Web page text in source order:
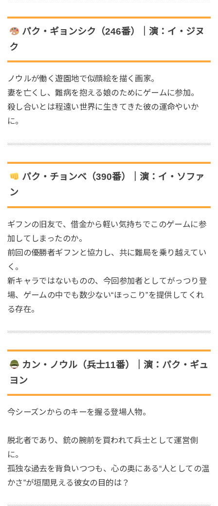
パク・ギョンシク（246番）｜演：イ・ジヌ
ク
ノウルが働く遊園地で似顔絵を描く画家。
妻を亡くし、難病を抱える娘のためにゲームに参加。
殺し合いとは程遠い世界に生きてきた彼の運命やいか
に。
パク・チョンベ（390番）｜演：イ・ソファ
ン
ギフンの旧友で、借金から軽い気持ちでこのゲームに参
加してしまったのか。
前回の優勝者ギフンと協力し、共に難局を乗り越えてい
く。
新キャラではないものの、今回参加者としてがっつり登
場、ゲームの中でも数少ない“ほっこり”を提供してくれ
る存在。
カン・ノウル（兵士11番）｜演：パク・ギュ
ヨン
今シーズンからのキーを握る登場人物。
脱北者であり、銃の腕前を買われて兵士として運営側
に。
孤独な過去を背負いつつも、心の奥にある“人としての温
かさ”が垣間見える彼女の目的は？